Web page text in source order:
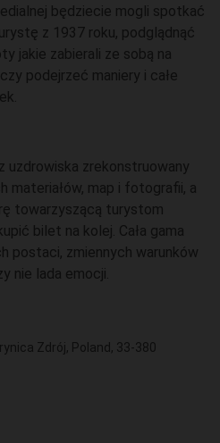
będziecie mogli spotkać
z 1937 roku, podglądnąć
jakie zabierali ze sobą na
podejrzeć maniery i całe
uzdrowiska zrekonstruowany
materiałów, map i fotografii, a
towarzyszącą turystom
bilet na kolej. Cała gama
postaci, zmiennych warunków
nie lada emocji.
Zdrój, Poland, 33-380